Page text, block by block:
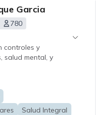
Garcia
780
controles y
salud mental, y
Salud Integral